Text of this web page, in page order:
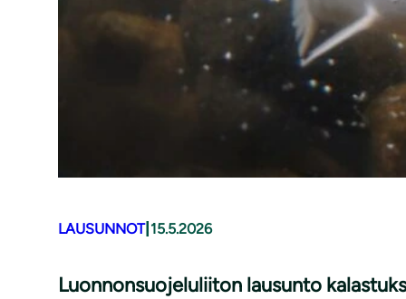
LAUSUNNOT| 15.5.2026
Luonnonsuojeluliiton lausunto